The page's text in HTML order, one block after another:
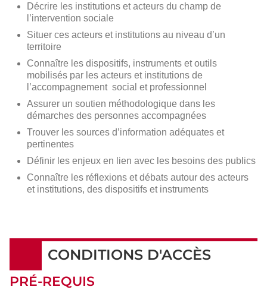
Décrire les institutions et acteurs du champ de
l’intervention sociale
Situer ces acteurs et institutions au niveau d’un
territoire
Connaître les dispositifs, instruments et outils
mobilisés par les acteurs et institutions de
l’accompagnement social et professionnel
Assurer un soutien méthodologique dans les
démarches des personnes accompagnées
Trouver les sources d’information adéquates et
pertinentes
Définir les enjeux en lien avec les besoins des publics
Connaître les réflexions et débats autour des acteurs
et institutions, des dispositifs et instruments
CONDITIONS D'ACCÈS
PRÉ-REQUIS